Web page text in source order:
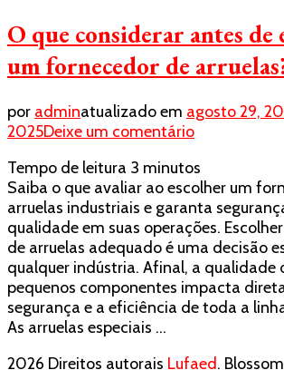
O que considerar antes de
um fornecedor de
por adminatualizado em agosto 29,
2025Deixe um comentárioem
que
considerar
antes
de
escolher
um
fornecedor
de
Tempo de leitura 3 minutos
Saiba o que avaliar ao escolher um
arruelas industriais e garanta
qualidade em suas operações.
de arruelas adequado é uma decisão
qualquer indústria. Afinal, a qualidade
pequenos componentes impacta
segurança e a eficiência de toda a
As arruelas especiais …
2026 Direitos autorais Lufaed.